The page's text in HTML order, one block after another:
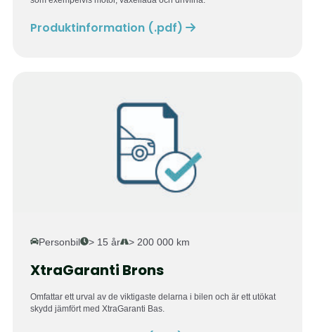
Produktinformation (.pdf)
Personbil > 15 år > 200 000 km
XtraGaranti Brons
Omfattar ett urval av de viktigaste delarna i bilen och är ett utökat
skydd jämfört med XtraGaranti Bas.